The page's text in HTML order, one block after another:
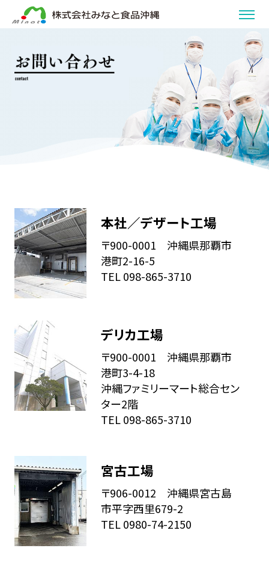
本社／デザート工場
〒900-0001 沖縄県那覇市
港町2-16-5
TEL 098-865-3710
デリカ工場
〒900-0001 沖縄県那覇市
港町3-4-18
沖縄ファミリーマート総合セン
ター2階
TEL 098-865-3710
宮古工場
〒906-0012 沖縄県宮古島
市平字西里679-2
TEL 0980-74-2150